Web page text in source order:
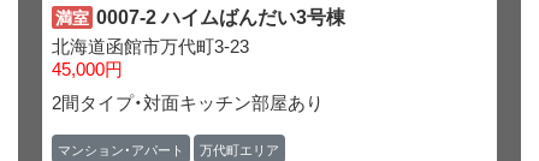
満室 0007-2 ハイムばんだい3号棟
北海道函館市万代町3-23
45,000円
2間タイプ・対面キッチン部屋あり
マンション・アパート 万代町エリア